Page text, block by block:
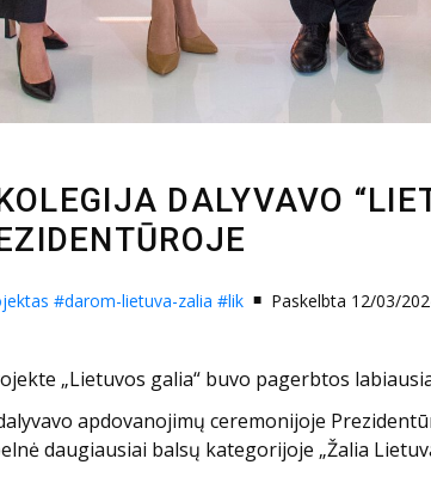
DALYVAVO
#darom-lietuva-zalia #lik Paskelbta 12/03/
„Lietuvos galia“ buvo pagerbtos
apdovanojimų ceremonijoje
daugiausiai balsų kategorijoje „Žalia